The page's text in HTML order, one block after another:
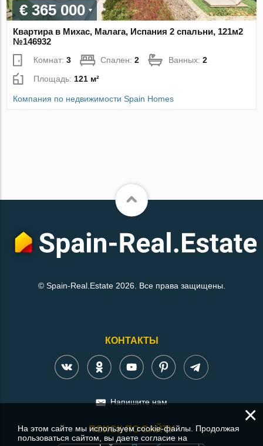
€ 365 000
Квартира в Михас, Малага, Испания 2 спальни, 121м2
№146932
Комнат:3 Спален:2 Ванных:2
Площадь: 121 м²
Компания по недвижимости Spain Homes
© Spain-Real.Estate 2026. Все права защищены.
КОНТАКТЫ
Напишите нам
ПОИСК ПО САЙТУ
×
На этом сайте мы используем cookie-файлы. Продолжая
пользоваться сайтом, вы даете согласие на